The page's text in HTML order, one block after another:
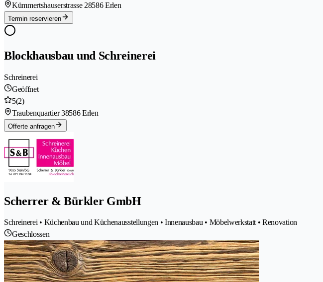
Kümmertshauserstrasse 28586 Erlen
Termin reservieren
Blockhausbau und Schreinerei
Schreinerei
Geöffnet
5(2)
Traubenquartier 38586 Erlen
Offerte anfragen
Scherrer & Bürkler GmbH
Schreinerei • Küchenbau und Küchenausstellungen • Innenausbau • Möbelwerkstatt • Renovation
Geschlossen